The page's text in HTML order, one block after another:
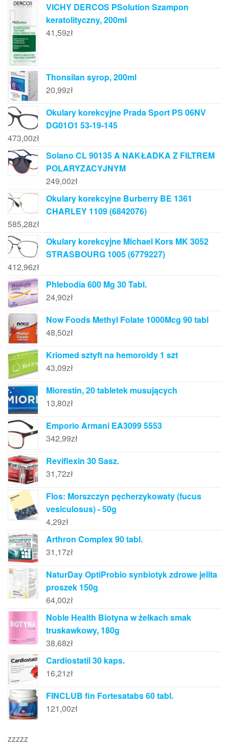
VICHY DERCOS PSolution Szampon
keratolityczny, 200ml
41,59zł
Thonsilan syrop, 200ml
20,99zł
Okulary korekcyjne Prada Sport PS 06NV
DG01O1 53-19-145
473,00zł
Solano CL 90135 A NAKŁADKA Z FILTREM
POLARYZACYJNYM
249,00zł
Okulary korekcyjne Burberry BE 1361
CHARLEY 1109 (6842076)
585,28zł
Okulary korekcyjne Michael Kors MK 3052
STRASBOURG 1005 (6779227)
412,96zł
Phlebodia 600 Mg 30 Tabl.
24,90zł
Now Foods Methyl Folate 1000Mcg 90 tabl
48,50zł
Kriomed sztyft na hemoroidy 1 szt
43,09zł
Miorestin, 20 tabletek musujących
13,80zł
Emporio Armani EA3099 5553
342,99zł
Reviflexin 30 Sasz.
31,72zł
Flos: Morszczyn pęcherzykowaty (fucus
vesiculosus) - 50g
4,29zł
Arthron Complex 90 tabl.
31,17zł
NaturDay OptiProbio synbiotyk zdrowe jelita
proszek 150g
64,00zł
Noble Health Biotyna w żelkach smak
truskawkowy, 180g
38,68zł
Cardiostatil 30 kaps.
16,21zł
FINCLUB fin Fortesatabs 60 tabl.
121,00zł
zzzzz